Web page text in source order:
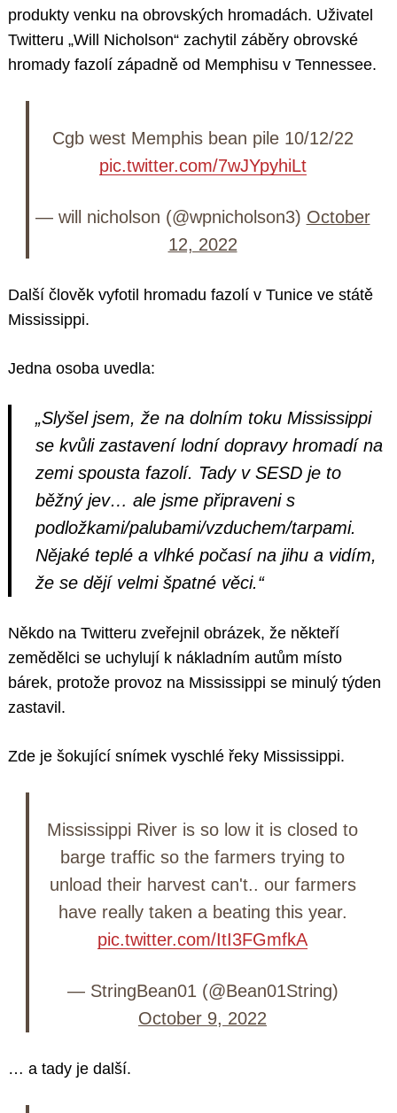
produkty venku na obrovských hromadách. Uživatel
Twitteru „Will Nicholson“ zachytil záběry obrovské
hromady fazolí západně od Memphisu v Tennessee.
Cgb west Memphis bean pile 10/12/22
pic.twitter.com/7wJYpyhiLt
— will nicholson (@wpnicholson3) October
12, 2022
Další člověk vyfotil hromadu fazolí v Tunice ve státě
Mississippi.
Jedna osoba uvedla:
„Slyšel jsem, že na dolním toku Mississippi
se kvůli zastavení lodní dopravy hromadí na
zemi spousta fazolí. Tady v SESD je to
běžný jev… ale jsme připraveni s
podložkami/palubami/vzduchem/tarpami.
Nějaké teplé a vlhké počasí na jihu a vidím,
že se dějí velmi špatné věci.“
Někdo na Twitteru zveřejnil obrázek, že někteří
zemědělci se uchylují k nákladním autům místo
bárek, protože provoz na Mississippi se minulý týden
zastavil.
Zde je šokující snímek vyschlé řeky Mississippi.
Mississippi River is so low it is closed to
barge traffic so the farmers trying to
unload their harvest can't.. our farmers
have really taken a beating this year.
pic.twitter.com/ItI3FGmfkA
— StringBean01 (@Bean01String)
October 9, 2022
… a tady je další.